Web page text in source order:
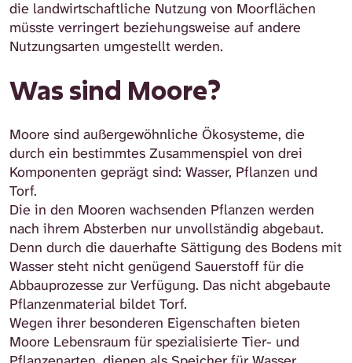
die landwirtschaftliche Nutzung von Moorflächen
müsste verringert beziehungsweise auf andere
Nutzungsarten umgestellt werden.
Was sind Moore?
Moore sind außergewöhnliche Ökosysteme, die
durch ein bestimmtes Zusammenspiel von drei
Komponenten geprägt sind: Wasser, Pflanzen und
Torf.
Die in den Mooren wachsenden Pflanzen werden
nach ihrem Absterben nur unvollständig abgebaut.
Denn durch die dauerhafte Sättigung des Bodens mit
Wasser steht nicht genügend Sauerstoff für die
Abbauprozesse zur Verfügung. Das nicht abgebaute
Pflanzenmaterial bildet Torf.
Wegen ihrer besonderen Eigenschaften bieten
Moore Lebensraum für spezialisierte Tier- und